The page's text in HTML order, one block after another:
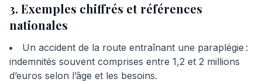
3. Exemples chiffrés et références
nationales
Un accident de la route entraînant une paraplégie :
indemnités souvent comprises entre 1,2 et 2 millions
d’euros selon l’âge et les besoins.